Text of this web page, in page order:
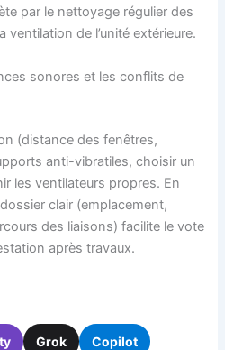
par le nettoyage régulier des
ventilation de l’unité extérieure.
sonores et les conflits de
(distance des fenêtres,
anti-vibratiles, choisir un
les ventilateurs propres. En
clair (emplacement,
des liaisons) facilite le vote
après travaux.
Grok Copilot